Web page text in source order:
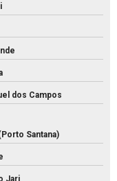
dos Campos
Santana)
Jari